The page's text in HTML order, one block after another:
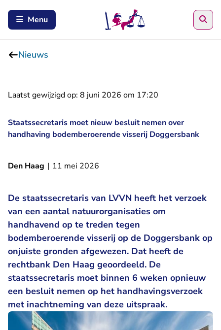
Menu
Nieuws
Laatst gewijzigd op: 8 juni 2026 om 17:20
Staatssecretaris moet nieuw besluit nemen over
handhaving bodemberoerende visserij Doggersbank
Den Haag | 11 mei 2026
De staatssecretaris van LVVN heeft het verzoek
van een aantal natuurorganisaties om
handhavend op te treden tegen
bodemberoerende visserij op de Doggersbank op
onjuiste gronden afgewezen. Dat heeft de
rechtbank Den Haag geoordeeld. De
staatssecretaris moet binnen 6 weken opnieuw
een besluit nemen op het handhavingsverzoek
met inachtneming van deze uitspraak.